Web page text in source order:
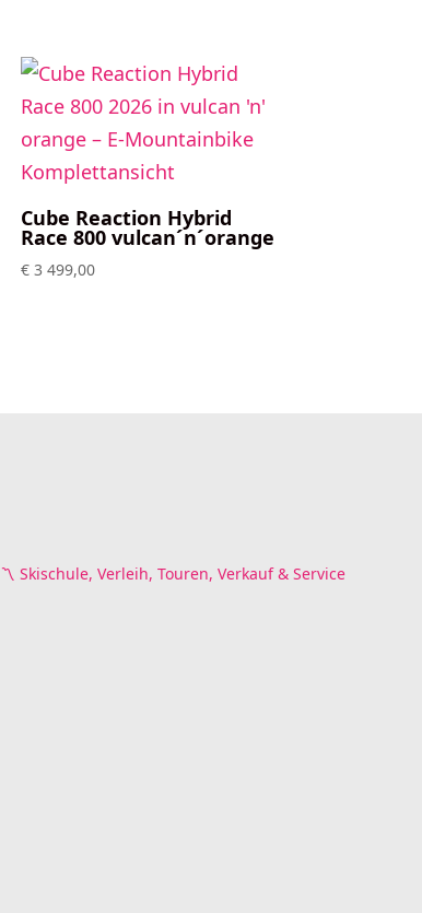
Cube Reaction Hybrid
Race 800 vulcan´n´orange
€ 3 499,00
〽️ Skischule, Verleih, Touren, Verkauf & Service